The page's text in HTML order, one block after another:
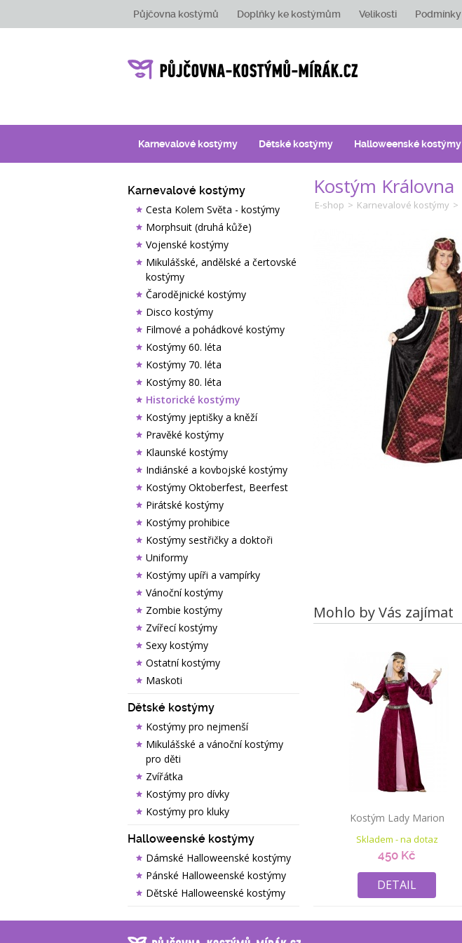
Půjčovna kostýmů Doplňky ke kostýmům Velikosti Podmínky
Karnevalové kostýmy Dětské kostýmy Halloweenské kostýmy
Karnevalové kostýmy
Cesta Kolem Světa - kostýmy
Morphsuit (druhá kůže)
Vojenské kostýmy
Mikulášské, andělské a čertovské
kostýmy
Čarodějnické kostýmy
Disco kostýmy
Filmové a pohádkové kostýmy
Kostýmy 60. léta
Kostýmy 70. léta
Kostýmy 80. léta
Historické kostýmy
Kostýmy jeptišky a kněží
Pravěké kostýmy
Klaunské kostýmy
Indiánské a kovbojské kostýmy
Kostýmy Oktoberfest, Beerfest
Pirátské kostýmy
Kostýmy prohibice
Kostýmy sestřičky a doktoři
Uniformy
Kostýmy upíři a vampírky
Vánoční kostýmy
Zombie kostýmy
Zvířecí kostýmy
Sexy kostýmy
Ostatní kostýmy
Maskoti
Dětské kostýmy
Kostýmy pro nejmenší
Mikulášské a vánoční kostýmy
pro děti
Zvířátka
Kostýmy pro dívky
Kostýmy pro kluky
Halloweenské kostýmy
Dámské Halloweenské kostýmy
Pánské Halloweenské kostýmy
Dětské Halloweenské kostýmy
Kostým Královna
E-shop > Karnevalové kostýmy >
Mohlo by Vás zajímat
Kostým Lady Marion
Skladem - na dotaz
450 Kč
DETAIL